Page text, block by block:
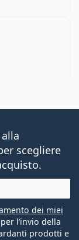
scegliere
dei miei
l’invio della
prodotti e